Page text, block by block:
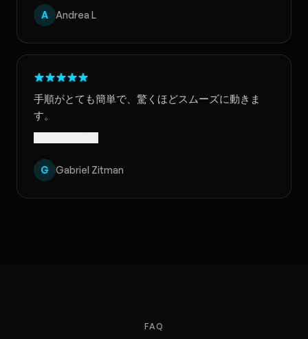
A Andrea L
手順がとても簡単で、驚くほどスムーズに動きま
す。
G Gabriel Zitman
FAQ